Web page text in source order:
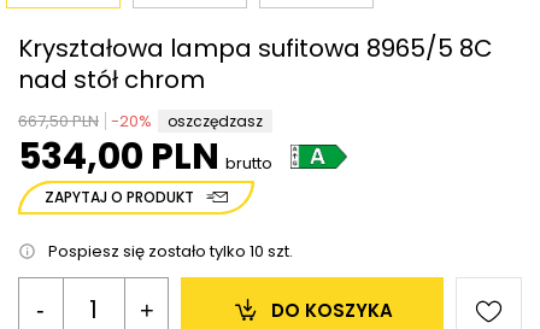
Kryształowa lampa sufitowa 8965/5 8C
nad stół chrom
667,50 PLN -20% oszczędzasz
534,00 PLN brutto
ZAPYTAJ O PRODUKT
Pospiesz się zostało tylko 10 szt.
- + DO KOSZYKA